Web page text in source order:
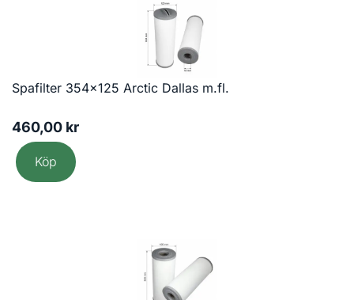
Spafilter 354×125 Arctic Dallas m.fl.
460,00 kr
Köp